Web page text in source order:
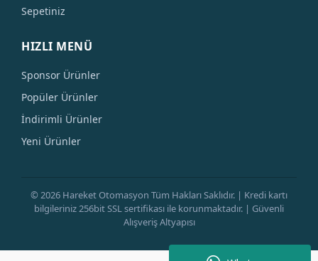
Sepetiniz
HIZLI MENÜ
Sponsor Ürünler
Popüler Ürünler
İndirimli Ürünler
Yeni Ürünler
© 2026 Hareket Otomasyon Tüm Hakları Saklıdır. | Kredi kartı
bilgileriniz 256bit SSL sertifikası ile korunmaktadır. | Güvenli
Alışveriş Altyapısı